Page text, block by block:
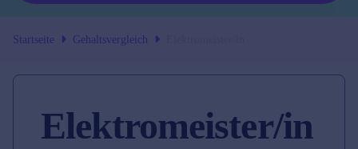
Startseite Gehaltsvergleich
Elektromeister/in